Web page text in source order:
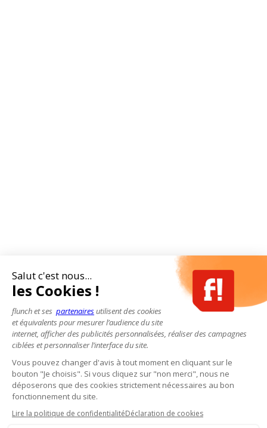
Salut c'est nous...
les Cookies !
flunch et ses partenairesutilisent des cookies
et équivalents pour mesurer l’audience du site
internet, afficher des publicités personnalisées, réaliser des campagnes
ciblées et personnaliser l’interface du site.
Vous pouvez changer d'avis à tout moment en cliquant sur le
bouton "Je choisis". Si vous cliquez sur "non merci", nous ne
déposerons que des cookies strictement nécessaires au bon
fonctionnement du site.
Lire la politique de confidentialitéDéclaration de cookies